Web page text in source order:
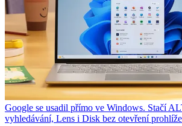
Google se usadil přímo ve Windows. Stačí
vyhledávání, Lens i Disk bez otevření